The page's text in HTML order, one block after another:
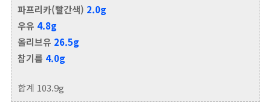
파프리카(빨간색) 2.0g
우유 4.8g
올리브유 26.5g
참기름 4.0g
합계 103.9g